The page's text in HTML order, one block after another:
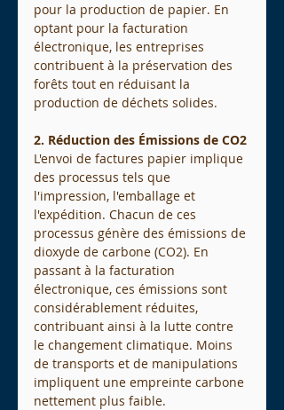
pour la production de papier. En
optant pour la facturation
électronique, les entreprises
contribuent à la préservation des
forêts tout en réduisant la
production de déchets solides.
2. Réduction des Émissions de CO2
L'envoi de factures papier implique
des processus tels que
l'impression, l'emballage et
l'expédition. Chacun de ces
processus génère des émissions de
dioxyde de carbone (CO2). En
passant à la facturation
électronique, ces émissions sont
considérablement réduites,
contribuant ainsi à la lutte contre
le changement climatique. Moins
de transports et de manipulations
impliquent une empreinte carbone
nettement plus faible.